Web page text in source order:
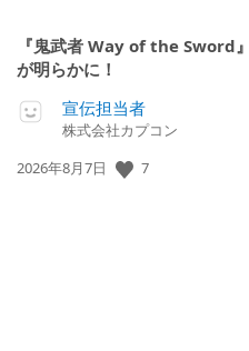
『鬼武者 Way of the Sword
が明らかに！
宣伝担当者
株式会社カプコン
公
2026年8月7日 7